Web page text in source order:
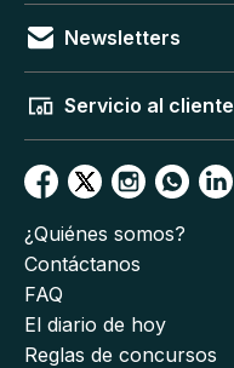
Newsletters
Servicio al cliente
¿Quiénes somos?
Contáctanos
FAQ
El diario de hoy
Reglas de concursos